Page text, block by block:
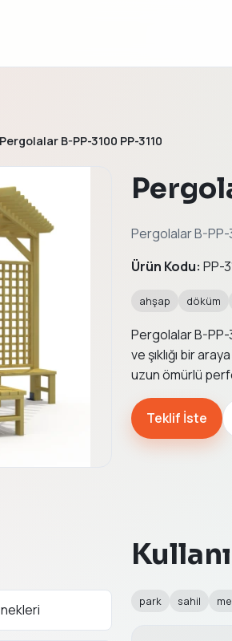
Pergolalar B-PP-3100 PP-3110
Pergolalar B-PP-
Ürün Kodu: PP-
ahşap döküm
Pergolalar B-PP-
ve şıklığı bir
uzun ömürlü
Teklif İste
park sahil